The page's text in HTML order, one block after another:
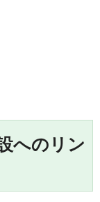
へのリン